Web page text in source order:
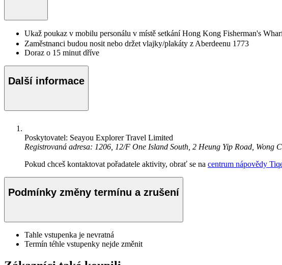
Ukaž poukaz v mobilu personálu v místě setkání Hong Kong Fisherman's
Zaměstnanci budou nosit nebo držet vlajky/plakáty z Aberdeenu 1773
Doraz o 15 minut dříve
Další informace
Poskytovatel: Seayou Explorer Travel Limited
Registrovaná adresa: 1206, 12/F One Island South, 2 Heung Yip Road,
Pokud chceš kontaktovat pořadatele aktivity, obrať se na centrum nápovědy
Podmínky změny termínu a zrušení
Tahle vstupenka je nevratná
Termín téhle vstupenky nejde změnit